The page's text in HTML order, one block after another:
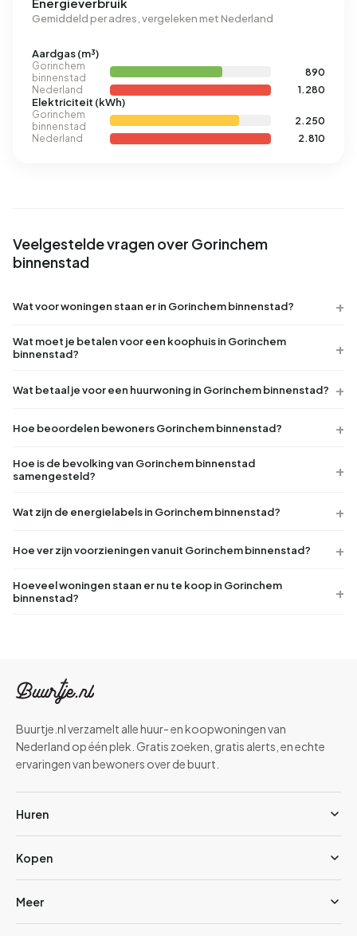
Gemiddeld per adres, vergeleken met Nederland
Aardgas (m³)
Gorinchem
binnenstad
890
Nederland
1.280
Elektriciteit (kWh)
Gorinchem
binnenstad
2.250
Nederland
2.810
Veelgestelde vragen over Gorinchem
binnenstad
Wat voor woningen staan er in Gorinchem binnenstad?
Wat moet je betalen voor een koophuis in Gorinchem
binnenstad?
Wat betaal je voor een huurwoning in Gorinchem binnenstad?
Hoe beoordelen bewoners Gorinchem binnenstad?
Hoe is de bevolking van Gorinchem binnenstad
samengesteld?
Wat zijn de energielabels in Gorinchem binnenstad?
Hoe ver zijn voorzieningen vanuit Gorinchem binnenstad?
Hoeveel woningen staan er nu te koop in Gorinchem
binnenstad?
Buurtje.nl verzamelt alle huur- en koopwoningen van
Nederland op één plek. Gratis zoeken, gratis alerts, en echte
ervaringen van bewoners over de buurt.
Huren
Kopen
Meer